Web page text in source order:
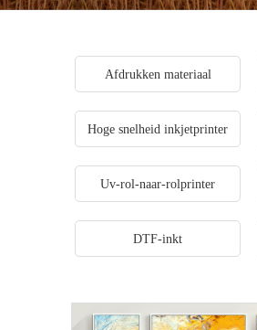
Afdrukken materiaal
Hoge snelheid inkjetprinter
Uv-rol-naar-rolprinter
DTF-inkt